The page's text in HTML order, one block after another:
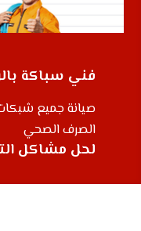
فني سباكة
صيانة جميع
الصرف الصحي
لحل مشاكل